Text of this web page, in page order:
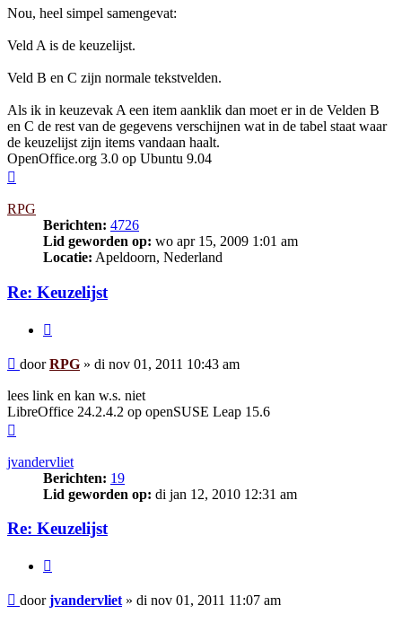
Nou, heel simpel samengevat:
Veld A is de keuzelijst.
Veld B en C zijn normale tekstvelden.
Als ik in keuzevak A een item aanklik dan moet er in de Velden B
en C de rest van de gegevens verschijnen wat in de tabel staat waar
de keuzelijst zijn items vandaan haalt.
OpenOffice.org 3.0 op Ubuntu 9.04
RPG
Berichten: 4726
Lid geworden op: wo apr 15, 2009 1:01 am
Locatie: Apeldoorn, Nederland
Re: Keuzelijst
Bericht
doorRPG » di nov 01, 2011 10:43 am
lees link en kan w.s. niet
LibreOffice 24.2.4.2 op openSUSE Leap 15.6
jvandervliet
Berichten: 19
Lid geworden op: di jan 12, 2010 12:31 am
Re: Keuzelijst
Bericht
doorjvandervliet » di nov 01, 2011 11:07 am